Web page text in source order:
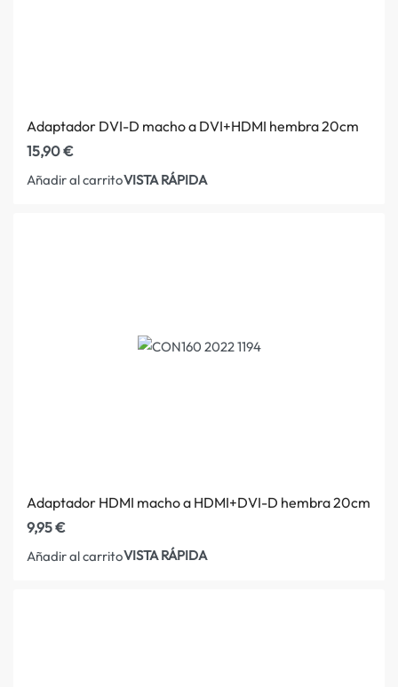
Adaptador DVI-D macho a DVI+HDMI hembra 20cm
15,90€
Añadir al carritoVISTA RÁPIDA
Adaptador HDMI macho a HDMI+DVI-D hembra 20cm
9,95€
Añadir al carritoVISTA RÁPIDA